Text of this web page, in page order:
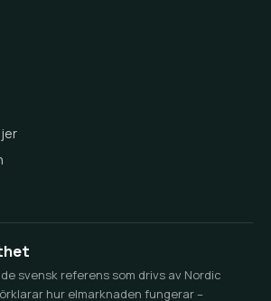
svensk referens som drivs av Nordic
hur elmarknaden fungerar –